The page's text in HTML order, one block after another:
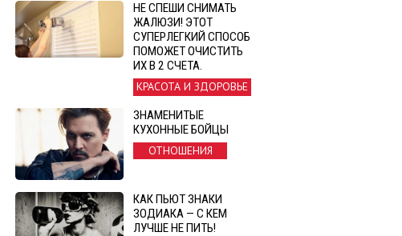
НЕ СПЕШИ СНИМАТЬ
ЖАЛЮЗИ! ЭТОТ
СУПЕРЛЕГКИЙ СПОСОБ
ПОМОЖЕТ ОЧИСТИТЬ
ИХ В 2 СЧЕТА.
КРАСОТА И ЗДОРОВЬЕ
ЗНАМЕНИТЫЕ
КУХОННЫЕ БОЙЦЫ
ОТНОШЕНИЯ
КАК ПЬЮТ ЗНАКИ
ЗОДИАКА — С КЕМ
ЛУЧШЕ НЕ ПИТЬ!